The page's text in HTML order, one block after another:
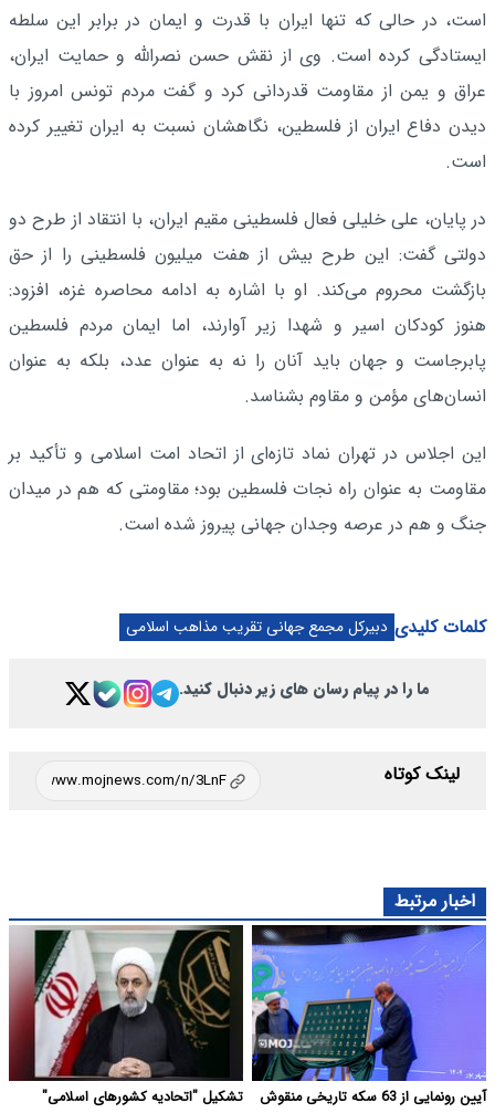
است، در حالی که تنها ایران با قدرت و ایمان در برابر این سلطه
ایستادگی کرده است. وی از نقش حسن نصرالله و حمایت ایران،
عراق و یمن از مقاومت قدردانی کرد و گفت مردم تونس امروز با
دیدن دفاع ایران از فلسطین، نگاهشان نسبت به ایران تغییر کرده
است.
در پایان، علی خلیلی فعال فلسطینی مقیم ایران، با انتقاد از طرح دو
دولتی گفت: این طرح بیش از هفت میلیون فلسطینی را از حق
بازگشت محروم می‌کند. او با اشاره به ادامه محاصره غزه، افزود:
هنوز کودکان اسیر و شهدا زیر آوارند، اما ایمان مردم فلسطین
پابرجاست و جهان باید آنان را نه به عنوان عدد، بلکه به عنوان
انسان‌های مؤمن و مقاوم بشناسد.
این اجلاس در تهران نماد تازه‌ای از اتحاد امت اسلامی و تأکید بر
مقاومت به عنوان راه نجات فلسطین بود؛ مقاومتی که هم در میدان
جنگ و هم در عرصه وجدان جهانی پیروز شده است.
کلمات کلیدی دبیرکل مجمع جهانی تقریب مذاهب اسلامی
ما را در پیام رسان های زیر دنبال کنید.
لینک کوتاه
اخبار مرتبط
آیین رونمایی از 63 سکه تاریخی منقوش تشکیل "اتحادیه کشورهای اسلامی"